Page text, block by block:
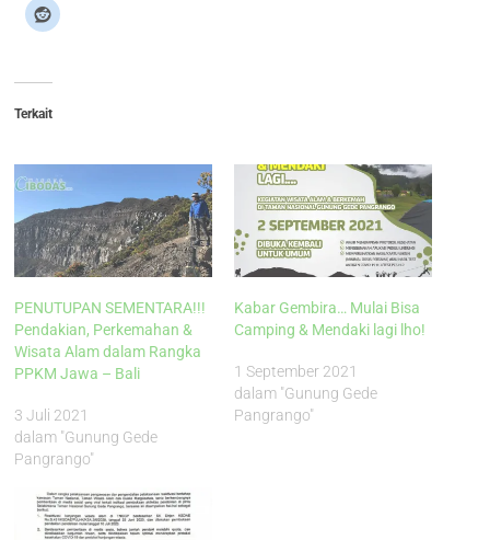
Terkait
PENUTUPAN SEMENTARA!!!
Pendakian, Perkemahan &
Wisata Alam dalam Rangka
PPKM Jawa – Bali
3 Juli 2021
dalam "Gunung Gede
Pangrango"
Kabar Gembira… Mulai Bisa
Camping & Mendaki lagi lho!
1 September 2021
dalam "Gunung Gede
Pangrango"